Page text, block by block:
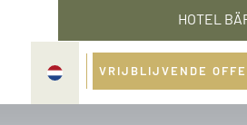
HOTEL
VRIJBLIJVENDE